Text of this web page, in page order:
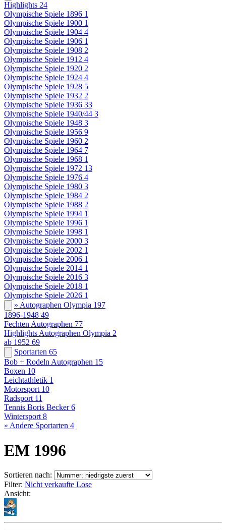
Highlights 24
Olympische Spiele 1896 1
Olympische Spiele 1900 1
Olympische Spiele 1904 4
Olympische Spiele 1906 1
Olympische Spiele 1908 2
Olympische Spiele 1912 4
Olympische Spiele 1920 2
Olympische Spiele 1924 4
Olympische Spiele 1928 5
Olympische Spiele 1932 2
Olympische Spiele 1936 33
Olympische Spiele 1940/44 3
Olympische Spiele 1948 3
Olympische Spiele 1956 9
Olympische Spiele 1960 2
Olympische Spiele 1964 7
Olympische Spiele 1968 1
Olympische Spiele 1972 13
Olympische Spiele 1976 4
Olympische Spiele 1980 3
Olympische Spiele 1984 2
Olympische Spiele 1988 2
Olympische Spiele 1994 1
Olympische Spiele 1996 1
Olympische Spiele 1998 1
Olympische Spiele 2000 3
Olympische Spiele 2002 1
Olympische Spiele 2006 1
Olympische Spiele 2014 1
Olympische Spiele 2016 3
Olympische Spiele 2018 1
Olympische Spiele 2026 1
» Autographen Olympia 197
1896-1948 49
Fechten Autographen 77
Highlights Autographen Olympia 2
ab 1952 69
Sportarten 65
Bob + Rodeln Autographen 15
Boxen 10
Leichtathletik 1
Motorsport 10
Radsport 11
Tennis Boris Becker6
Wintersport 8
» Andere Sportarten 4
EM 1996
Sortieren nach:
Filter: Nicht verkaufte Lose
Ansicht: